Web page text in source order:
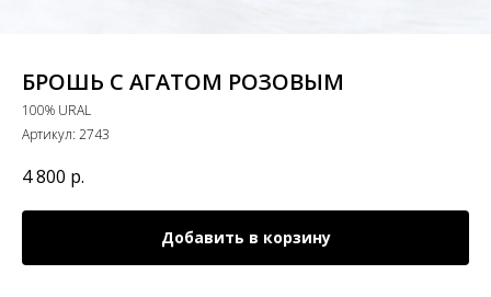
БРОШЬ С АГАТОМ РОЗОВЫМ
100% URAL
Артикул: 2743
4 800 р.
Добавить в корзину